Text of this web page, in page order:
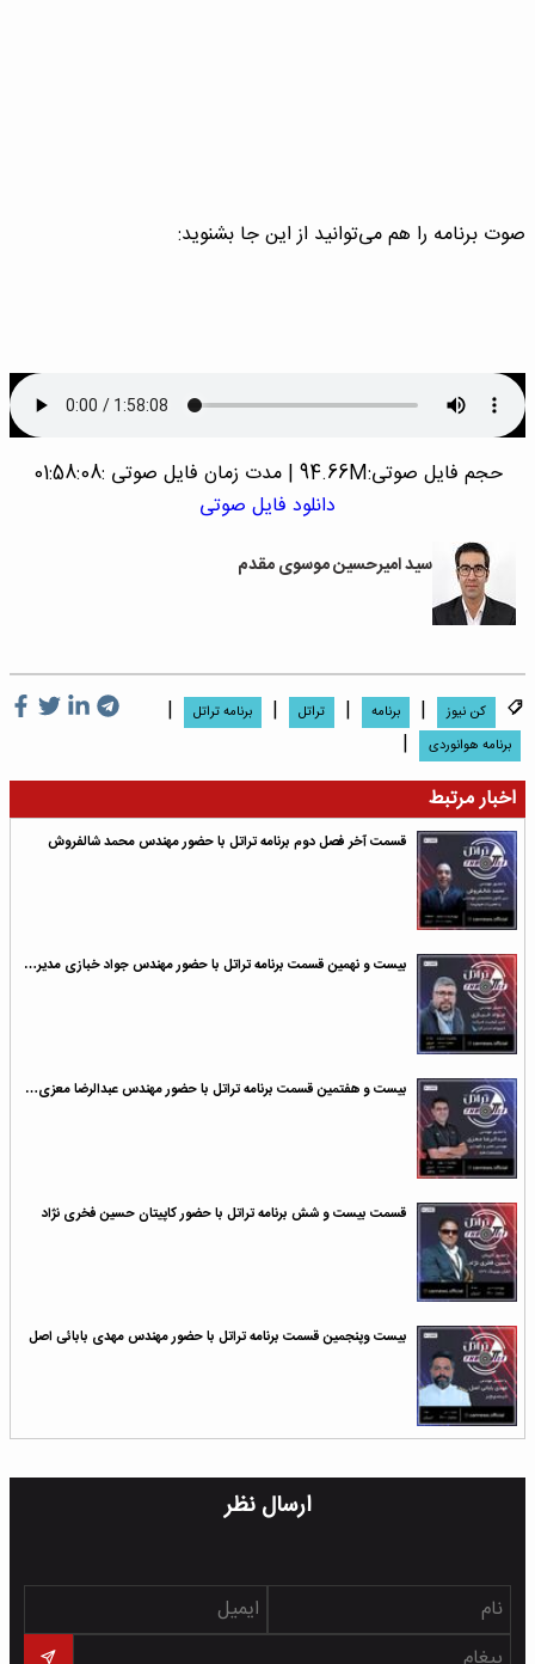
صوت برنامه را هم می‌توانید از این جا بشنوید:
حجم فایل صوتی:94.66M |مدت زمان فایل صوتی :01:58:08
دانلود فایل صوتی
سید امیرحسین موسوی مقدم
کن نیوز | برنامه | تراتل | برنامه تراتل |
برنامه هوانوردی
|
اخبار مرتبط
قسمت آخر فصل دوم برنامه تراتل با حضور مهندس محمد شالفروش
بیست و نهمین قسمت برنامه تراتل با حضور مهندس جواد خبازی مدیر…
بیست و هفتمین قسمت برنامه تراتل با حضور مهندس عبدالرضا معزی…
قسمت بیست و شش برنامه تراتل با حضور کاپیتان حسین فخری نژاد
بیست وپنجمین قسمت برنامه تراتل با حضور مهندس مهدی بابائی اصل
ارسال نظر